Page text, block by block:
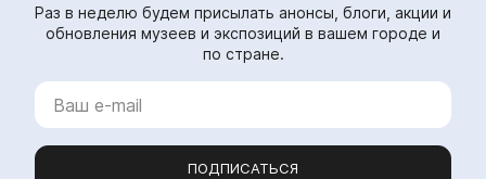
Раз в неделю будем присылать анонсы, блоги, акции и
обновления музеев и экспозиций в вашем городе и
по стране.
ПОДПИСАТЬСЯ